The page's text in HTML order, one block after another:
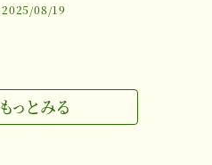
2025/08/19
もっとみる